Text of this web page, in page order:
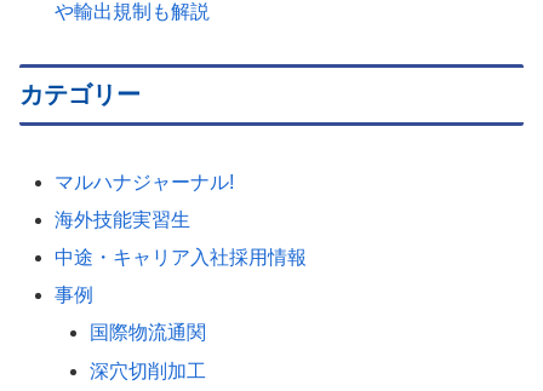
や輸出規制も解説
カテゴリー
マルハナジャーナル!
海外技能実習生
中途・キャリア入社採用情報
事例
国際物流通関
深穴切削加工